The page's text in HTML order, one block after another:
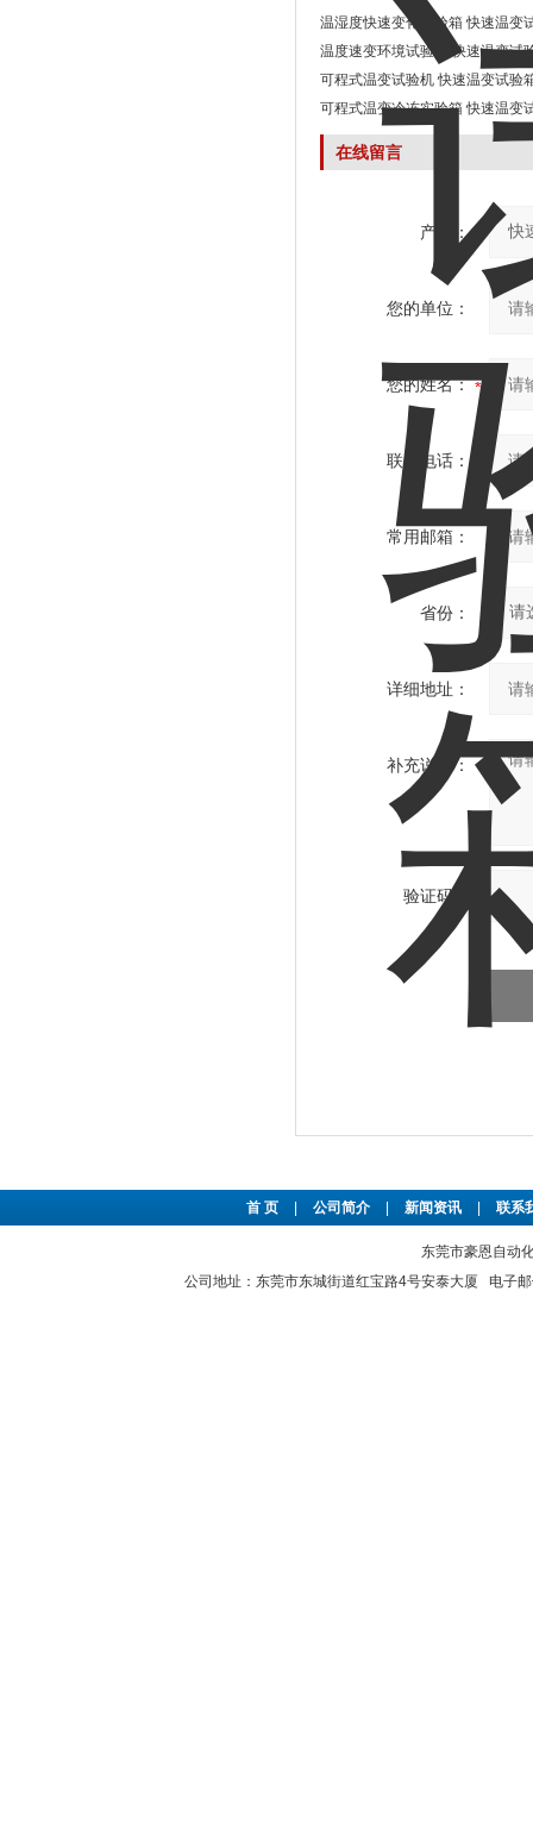
温湿度快速变化实验箱 快速温变
温度速变环境试验箱 快速温变试
可程式温变试验机 快速温变试验
可程式温变冷冻实验箱 快速温变
在线留言
产品：
您的单位：
您的姓名：
联系电话：
常用邮箱：
省份：
详细地址：
补充说明：
验证码：
首 页 | 公司简介 | 新闻资讯 | 联系
东莞市豪恩自动
公司地址：东莞市东城街道红宝路4号安泰大厦 电子